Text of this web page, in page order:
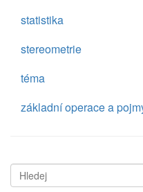
statistika
stereometrie
téma
základní operace a